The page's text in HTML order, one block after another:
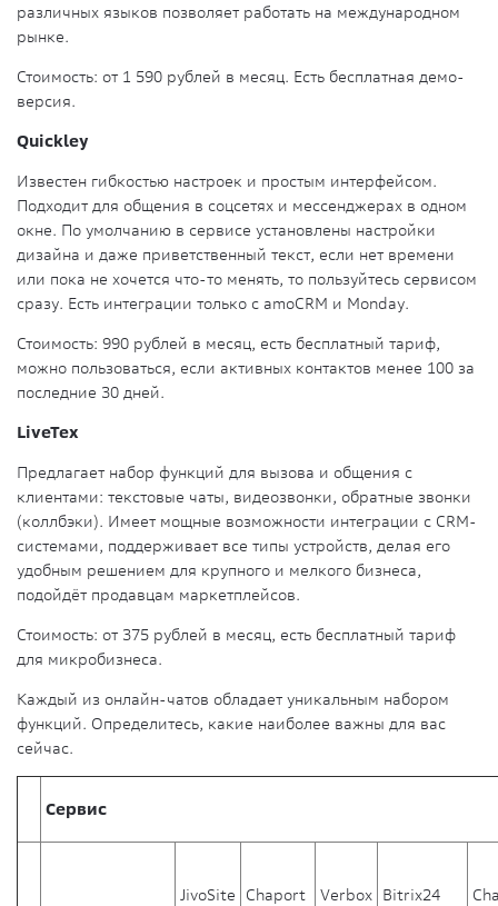
различных языков позволяет работать на международном
рынке.
Стоимость: от 1 590 рублей в месяц. Есть бесплатная демо-
версия.
Quickley
Известен гибкостью настроек и простым интерфейсом.
Подходит для общения в соцсетях и мессенджерах в одном
окне. По умолчанию в сервисе установлены настройки
дизайна и даже приветственный текст, если нет времени
или пока не хочется что-то менять, то пользуйтесь сервисом
сразу. Есть интеграции только с amoCRM и Monday.
Стоимость: 990 рублей в месяц, есть бесплатный тариф,
можно пользоваться, если активных контактов менее 100 за
последние 30 дней.
LiveTex
Предлагает набор функций для вызова и общения с
клиентами: текстовые чаты, видеозвонки, обратные звонки
(коллбэки). Имеет мощные возможности интеграции с CRM-
системами, поддерживает все типы устройств, делая его
удобным решением для крупного и мелкого бизнеса,
подойдёт продавцам маркетплейсов.
Стоимость: от 375 рублей в месяц, есть бесплатный тариф
для микробизнеса.
Каждый из онлайн-чатов обладает уникальным набором
функций. Определитесь, какие наиболее важны для вас
сейчас.
Сервис
JivoSite Chaport Verbox Bitrix24